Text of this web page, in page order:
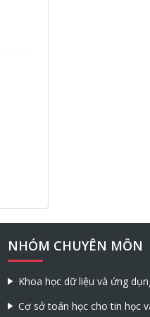
NHÓM CHUYÊN MÔN
Khoa học dữ liệu và ứng
Cơ sở toán học cho tin học